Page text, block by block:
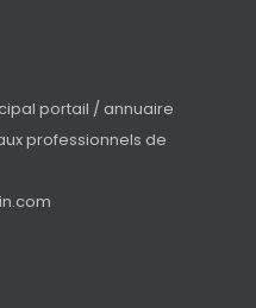
portail / annuaire
professionnels de